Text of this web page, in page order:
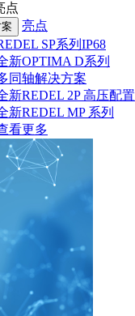
点
亮点
SP系列IP68
新OPTIMA D系列
同轴解决方案
新REDEL 2P 高压配置
新REDEL MP 系列
看更多